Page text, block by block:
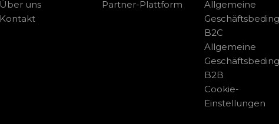
Über uns
Kontakt
Partner-Plattform
Allgemeine
B2C
Allgemeine
B2B
Cookie-
Einstellungen